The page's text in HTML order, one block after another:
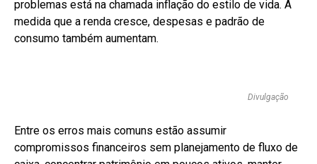
problemas está na chamada inflação do estilo de vida. À
medida que a renda cresce, despesas e padrão de
consumo também aumentam.
Divulgação
Entre os erros mais comuns estão assumir
compromissos financeiros sem planejamento de fluxo de